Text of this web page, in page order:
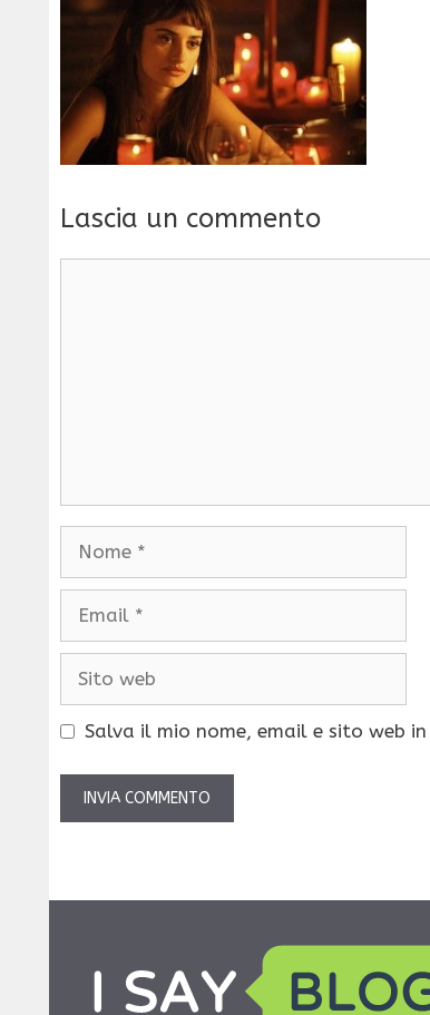
Lascia un commento
Salva il mio nome, email e sito web